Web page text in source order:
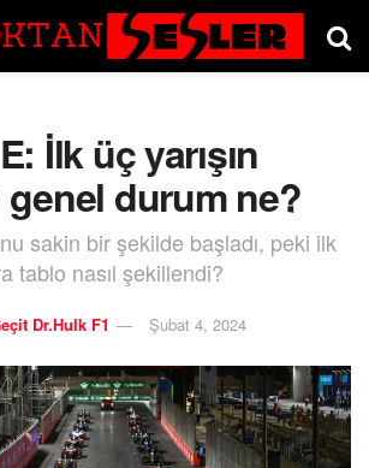
İlk üç yarışın
genel durum ne?
sakin bir şekilde başladı, peki ilk
tablo nasıl şekillendi?
Dr.Hulk F1 Şubat 4, 2024